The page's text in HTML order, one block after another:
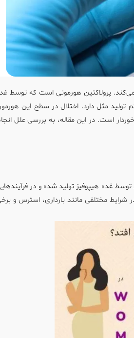
پرولاکتین هورمونی است که توسط
مثل دارد. اختلال در سطح این
است. در این مقاله، به بررسی علل
غده هیپوفیز تولید شده و در
شرایط مختلفی مانند بارداری، استرس و